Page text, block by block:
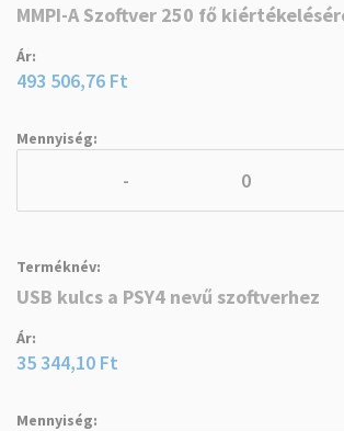
MMPI-A Szoftver 250 fő
493 506,76 Ft
-
USB kulcs a PSY4 nevű szoftverhez
35 344,10 Ft